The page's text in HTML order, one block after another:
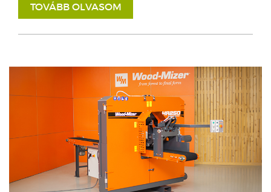
TOVÁBB OLVASOM